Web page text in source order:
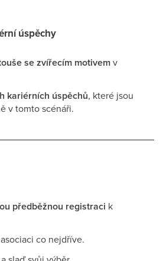
úspěchy
se zvířecím motivemv
kariérních úspěchů, které jsou
v tomto scénáři.
předběžnou registraci k
co nejdříve.